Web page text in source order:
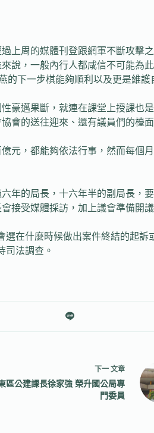
上周的媒體刊登跟網軍不斷攻
說，一般內行人都咸信不可能
下一步棋能夠順利以及更是維
豪邁果斷，就連在課堂上授課
會的送往迎來、還有議員們的檯
元，都能夠依法行事，然而每
年的局長，十六年半的副局長
接受媒體採訪，加上議會準備開
在什麼時候做出案件終結的起
司法調查。
下一 文章
區公建課長徐家強 榮升國公局專
門委員